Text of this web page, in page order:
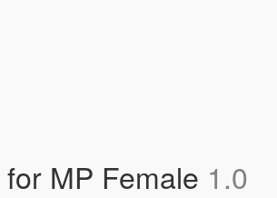
MP Female 1.0